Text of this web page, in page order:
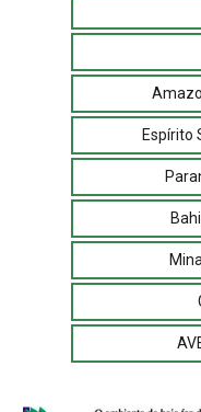
Espírito